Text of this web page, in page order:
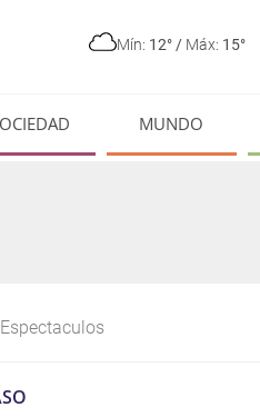
Mín: 12° / Máx: 15°
MUNDO
Espectaculos